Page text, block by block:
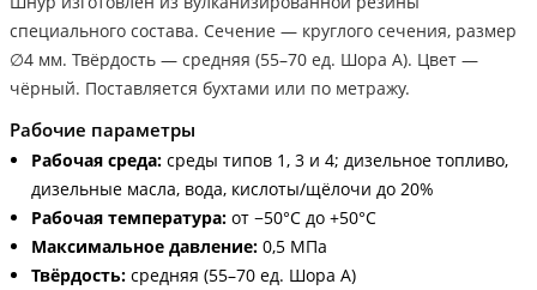
специального состава. Сечение — круглого сечения, размер
∅4 мм. Твёрдость — средняя (55–70 ед. Шора А). Цвет —
чёрный. Поставляется бухтами или по метражу.
Рабочие параметры
Рабочая среда: среды типов 1, 3 и 4; дизельное топливо,
дизельные масла, вода, кислоты/щёлочи до 20%
Рабочая температура: от −50°С до +50°С
Максимальное давление: 0,5 МПа
Твёрдость: средняя (55–70 ед. Шора А)